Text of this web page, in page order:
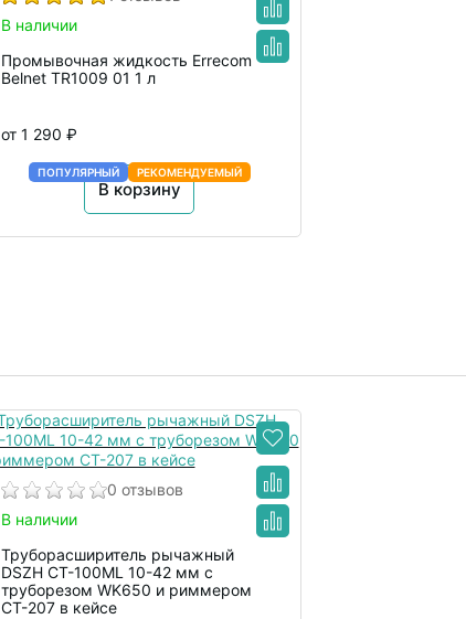
В наличии
Промывочная жидкость Errecom
Belnet TR1009 01 1 л
от 1 290 ₽
В корзину
ПОПУЛЯРНЫЙ РЕКОМЕНДУЕМЫЙ
0 отзывов
В наличии
Труборасширитель рычажный
DSZH CT-100ML 10-42 мм с
труборезом WK650 и риммером
CT-207 в кейсе